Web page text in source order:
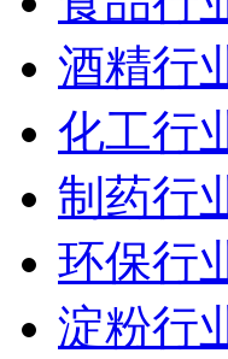
酒精行
化工行
制药行
环保行
淀粉行